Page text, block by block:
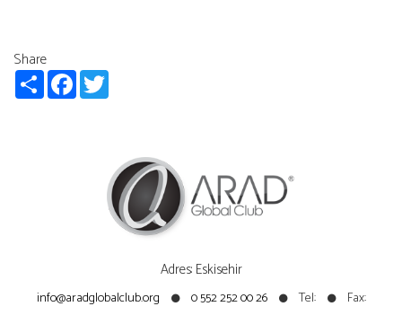
Share
ShareFacebook
Adres: Eskisehir
info@aradglobalclub.org 0 552 252 00 26 Tel: Fax: